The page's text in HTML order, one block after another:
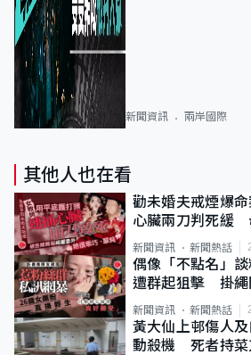
新聞資訊 兩岸國際
其他人也在看
勸未婚夫戒煙爆
心臟兩刀判死緩
新聞資訊 新聞熱話
偶像「不點名」
遭群起狙擊 掛繩
新聞資訊 新聞熱話
黃大仙上邨傷人
動殺機 死者持菜